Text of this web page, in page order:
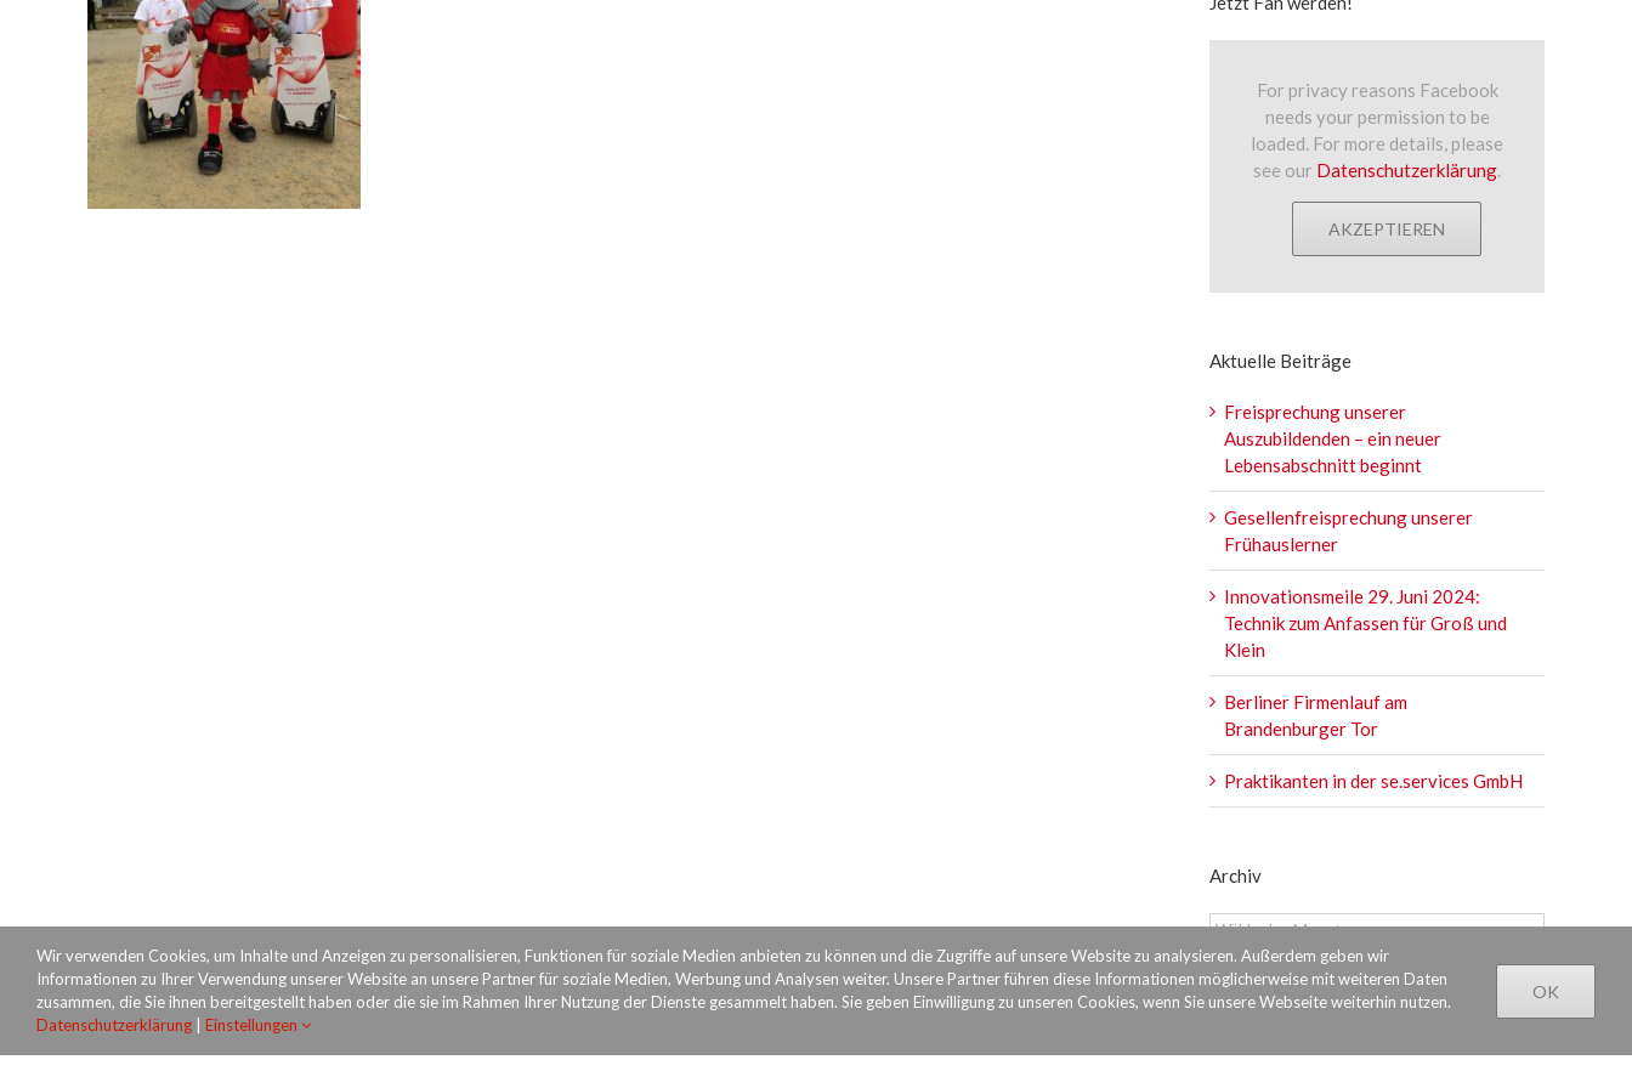
For privacy reasons Facebook
needs your permission to be
loaded. For more details, please
see our Datenschutzerklärung.
AKZEPTIEREN
Aktuelle Beiträge
Freisprechung unserer
Auszubildenden – ein neuer
Lebensabschnitt beginnt
Gesellenfreisprechung unserer
Frühauslerner
Innovationsmeile 29. Juni 2024:
Technik zum Anfassen für Groß und
Klein
Berliner Firmenlauf am
Brandenburger Tor
Praktikanten in der se.services GmbH
Archiv
Archiv
Wir verwenden Cookies, um Inhalte und Anzeigen zu personalisieren, Funktionen für soziale Medien anbieten zu können und die Zugriffe auf unsere Website zu analysieren. Außerdem geben wir
Informationen zu Ihrer Verwendung unserer Website an unsere Partner für soziale Medien, Werbung und Analysen weiter. Unsere Partner führen diese Informationen möglicherweise mit weiteren Daten
zusammen, die Sie ihnen bereitgestellt haben oder die sie im Rahmen Ihrer Nutzung der Dienste gesammelt haben. Sie geben Einwilligung zu unseren Cookies, wenn Sie unsere Webseite weiterhin nutzen.
Datenschutzerklärung
Einstellungen
OK